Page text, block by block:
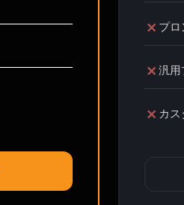
プ
汎用
カス